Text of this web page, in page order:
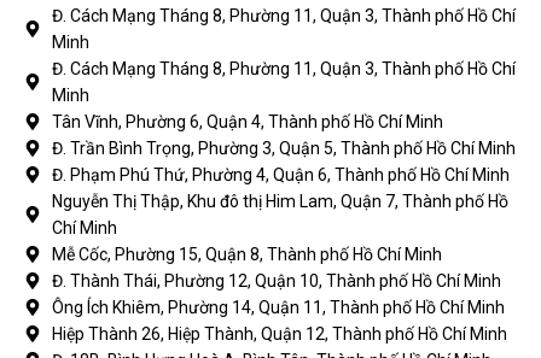
Đ. Cách Mạng Tháng 8, Phường 11, Quận 3, Thành phố Hồ Chí
Minh
Đ. Cách Mạng Tháng 8, Phường 11, Quận 3, Thành phố Hồ Chí
Minh
Tân Vĩnh, Phường 6, Quận 4, Thành phố Hồ Chí Minh
Đ. Trần Bình Trọng, Phường 3, Quận 5, Thành phố Hồ Chí Minh
Đ. Phạm Phú Thứ, Phường 4, Quận 6, Thành phố Hồ Chí Minh
Nguyễn Thị Thập, Khu đô thị Him Lam, Quận 7, Thành phố Hồ
Chí Minh
Mễ Cốc, Phường 15, Quận 8, Thành phố Hồ Chí Minh
Đ. Thành Thái, Phường 12, Quận 10, Thành phố Hồ Chí Minh
Ông Ích Khiêm, Phường 14, Quận 11, Thành phố Hồ Chí Minh
Hiệp Thành 26, Hiệp Thành, Quận 12, Thành phố Hồ Chí Minh